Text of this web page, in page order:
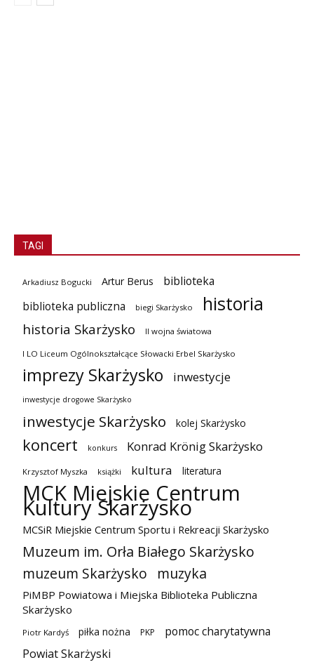
TAGI
Arkadiusz Bogucki Artur Berus
biblioteka
biblioteka publiczna
biegi Skarżysko historia
historia Skarżysko II wojna światowa
I LO Liceum Ogólnokształcące Słowacki Erbel Skarżysko
imprezy Skarżysko inwestycje
inwestycje drogowe Skarżysko
inwestycje Skarżysko kolej Skarżysko
koncert konkurs Konrad Krönig Skarżysko
Krzysztof Myszka książki kultura literatura
MCK Miejskie Centrum
Kultury Skarżysko
MCSiR Miejskie Centrum Sportu i Rekreacji Skarżysko
Muzeum im. Orła Białego Skarżysko
muzeum Skarżysko
muzyka
PiMBP Powiatowa i Miejska Biblioteka Publiczna
Skarżysko
Piotr Kardyś piłka nożna PKP
pomoc charytatywna
Powiat Skarżyski